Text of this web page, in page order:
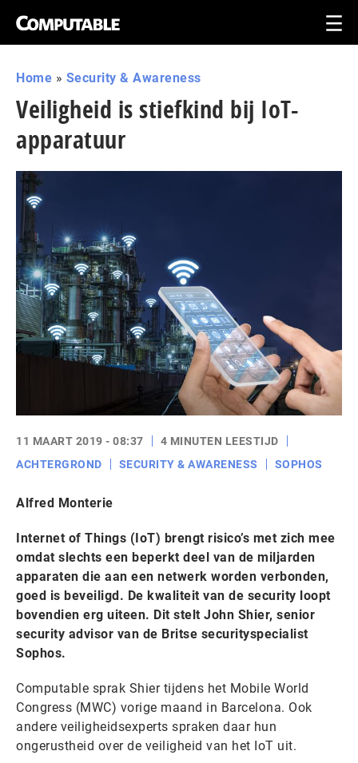
Home » Security & Awareness
Veiligheid is stiefkind bij IoT-
apparatuur
11 MAART 2019 - 08:37
4 MINUTEN LEESTIJD
ACHTERGROND
SECURITY & AWARENESS SOPHOS
Alfred Monterie
Internet of Things (IoT) brengt risico’s met zich mee
omdat slechts een beperkt deel van de miljarden
apparaten die aan een netwerk worden verbonden,
goed is beveiligd. De kwaliteit van de security loopt
bovendien erg uiteen. Dit stelt John Shier, senior
security advisor van de Britse securityspecialist
Sophos.
Computable sprak Shier tijdens het Mobile World
Congress (MWC) vorige maand in Barcelona. Ook
andere veiligheidsexperts spraken daar hun
ongerustheid over de veiligheid van het IoT uit.